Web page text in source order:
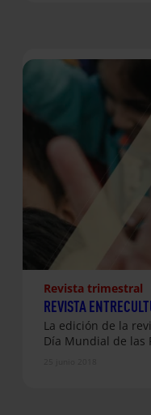
Revista trimestral
REVISTA
La edición de la
Día Mundial de las